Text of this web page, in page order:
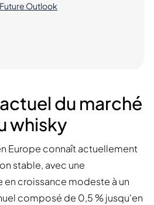
Outlook
du marché
whisky
Europe connaît actuellement
stable, avec une
croissance modeste à un
composé de 0,5 % jusqu'en